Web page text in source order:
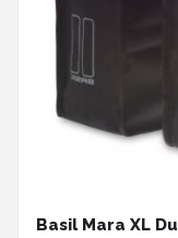
Basil Mara XL